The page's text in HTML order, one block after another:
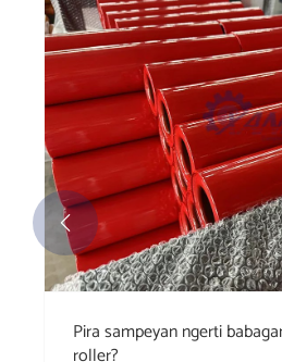
Kepiye Cara Idlers?
